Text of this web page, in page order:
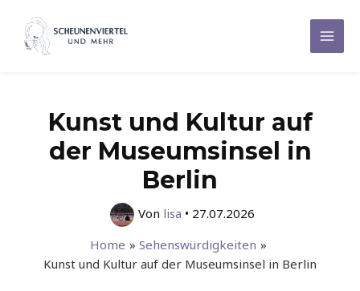
Inhalt
springen
Main
Kunst und Kultur auf
der Museumsinsel in
Berlin
Von lisa • 27.07.2026
Home
Sehenswürdigkeiten
Kunst und Kultur auf der Museumsinsel in Berlin